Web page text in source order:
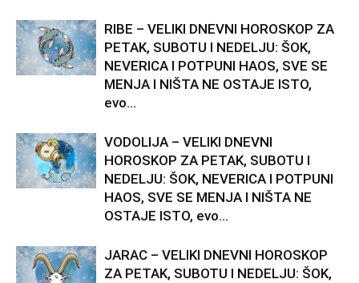
RIBE – VELIKI DNEVNI HOROSKOP ZA
PETAK, SUBOTU I NEDELJU: ŠOK,
NEVERICA I POTPUNI HAOS, SVE SE
MENJA I NIŠTA NE OSTAJE ISTO,
evo...
VODOLIJA – VELIKI DNEVNI
HOROSKOP ZA PETAK, SUBOTU I
NEDELJU: ŠOK, NEVERICA I POTPUNI
HAOS, SVE SE MENJA I NIŠTA NE
OSTAJE ISTO, evo...
JARAC – VELIKI DNEVNI HOROSKOP
ZA PETAK, SUBOTU I NEDELJU: ŠOK,